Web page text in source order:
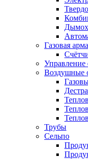
Газовая
Управление
Воздушные
Трубы
Сельпо